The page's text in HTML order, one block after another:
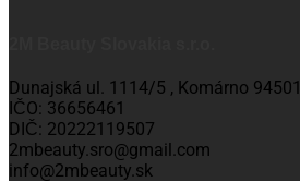
Dunajská ul. 1114/5 , Komárno 94501
IČO: 36656461
DIČ: 20222119507
2mbeauty.sro@gmail.com
info@2mbeauty.sk